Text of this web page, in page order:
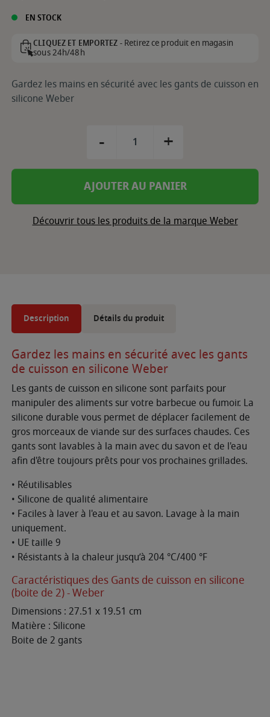
EN STOCK
CLIQUEZ ET EMPORTEZ -Retirez ce produit en magasin
sous 24h/48h
Gardez les mains en sécurité avec les gants de cuisson en
silicone Weber
- +
AJOUTER AU PANIER
Découvrir tous les produits de la marque Weber
Description Détails du produit
Gardez les mains en sécurité avec les gants
de cuisson en silicone Weber
Les gants de cuisson en silicone sont parfaits pour
manipuler des aliments sur votre barbecue ou fumoir. La
silicone durable vous permet de déplacer facilement de
gros morceaux de viande sur des surfaces chaudes. Ces
gants sont lavables à la main avec du savon et de l'eau
afin d'être toujours prêts pour vos prochaines grillades.
• Réutilisables
• Silicone de qualité alimentaire
• Faciles à laver à l'eau et au savon. Lavage à la main
uniquement.
• UE taille 9
• Résistants à la chaleur jusqu’à 204 °C/400 °F
Caractéristiques des Gants de cuisson en silicone
(boite de 2) - Weber
Dimensions : 27.51 x 19.51 cm
Matière : Silicone
Boite de 2 gants